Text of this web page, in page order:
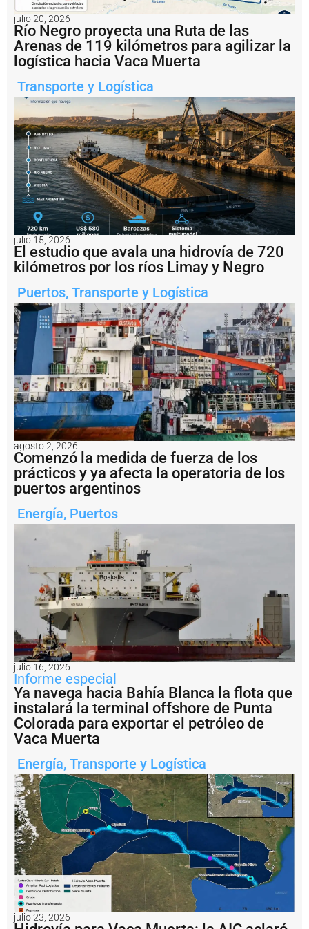
e
n
ti
n
a
i
m
p
u
s
o
u
n
a
m
u
d
e
U
D
1
.
2
m
o
n
e
s
a
l
b
u
q
u
H
a
E
n
i
m
á
g
e
n
e
s
:
fi
n
a
li
z
ó
e
n
B
a
h
í
a
julio 20, 2026
Río Negro proyecta una Ruta de las
Arenas de 119 kilómetros para agilizar la
logística hacia Vaca Muerta
Transporte y Logística
julio 15, 2026
El estudio que avala una hidrovía de 720
kilómetros por los ríos Limay y Negro
Puertos, Transporte y Logística
agosto 2, 2026
Comenzó la medida de fuerza de los
prácticos y ya afecta la operatoria de los
puertos argentinos
Energía, Puertos
julio 16, 2026
Informe especial
Ya navega hacia Bahía Blanca la flota que
instalará la terminal offshore de Punta
Colorada para exportar el petróleo de
Vaca Muerta
Energía, Transporte y Logística
julio 23, 2026